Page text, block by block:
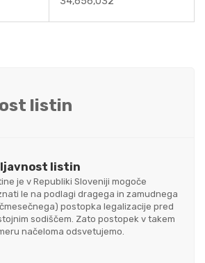
listin
listin
je v Republiki Sloveniji mogoče
le na podlagi dragega in zamudnega
postopka legalizacije pred
sodiščem. Zato postopek v takem
načeloma odsvetujemo.